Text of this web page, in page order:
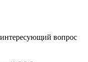
вопрос